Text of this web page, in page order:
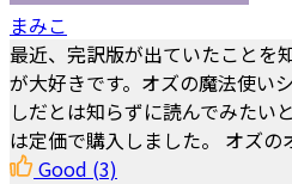
まみこ
最近、完訳版が出ていたことを
が大好きです。オズの魔法使い
しだとは知らずに読んでみたい
は定価で購入しました。 オズの
Good (3)